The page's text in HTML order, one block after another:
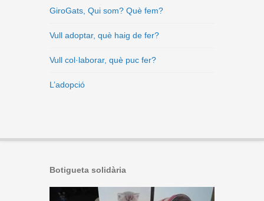
GiroGats, Qui som? Què fem?
Vull adoptar, què haig de fer?
Vull col·laborar, què puc fer?
L’adopció
Botigueta solidària